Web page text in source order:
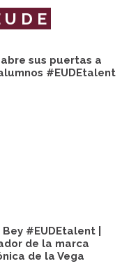
abre sus puertas a
#EUDEtalent
Bey #EUDEtalent |
de la marca
de la Vega